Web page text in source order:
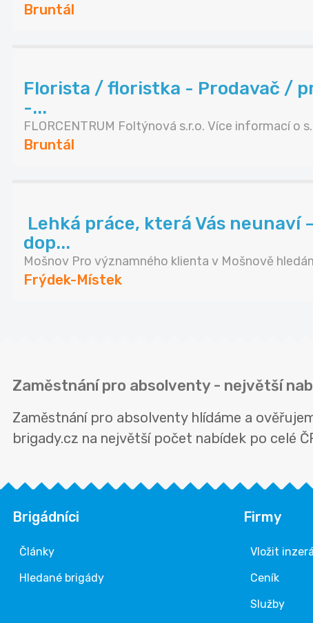
Bruntál
Florista / floristka - Prodavač /
-...
FLORCENTRUM Foltýnová s.r.o. Více informací o
Bruntál
Lehká práce, která Vás neunaví
dop...
Mošnov Pro významného klienta v Mošnově
Frýdek-Místek
Zaměstnání pro absolventy - největší
Zaměstnání pro absolventy hlídáme a
brigady.cz na největší počet nabídek po celé
Brigádníci
Články
Hledané brigády
Firmy
Vložit
Ceník
Služby